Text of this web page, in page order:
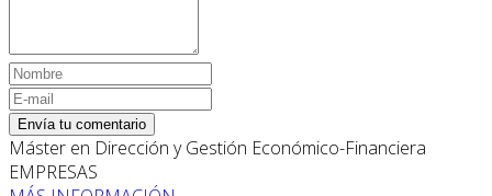
Envía tu comentario
Máster en Dirección y Gestión Económico-Financiera
EMPRESAS